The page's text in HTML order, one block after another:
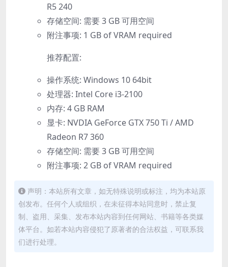
R5 240
存储空间: 需要 3 GB 可用空间
附注事项: 1 GB of VRAM required
推荐配置:
操作系统: Windows 10 64bit
处理器: Intel Core i3-2100
内存: 4 GB RAM
显卡: NVDIA GeForce GTX 750 Ti / AMD
Radeon R7 360
存储空间: 需要 3 GB 可用空间
附注事项: 2 GB of VRAM required
声明：本站所有文章，如无特殊说明或标注，均为本站原
创发布。任何个人或组织，在未征得本站同意时，禁止复
制、盗用、采集、发布本站内容到任何网站、书籍等各类媒
体平台。如若本站内容侵犯了原著者的合法权益，可联系我
们进行处理。